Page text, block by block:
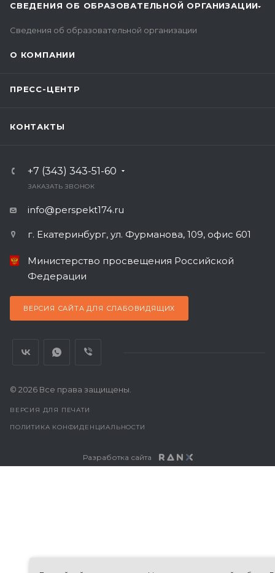
СВЕДЕНИЯ ОБ ОБРАЗОВАТЕЛЬНОЙ ОРГАНИЗАЦИИ
Сведения об образовательной организации
О КОМПАНИИ
ПРЕСС-ЦЕНТР
КОНТАКТЫ
+7 (343) 343-51-60
ЗАКАЗАТЬ ЗВОНОК
info@perspekt174.ru
г. Екатеринбург, ул. Фурманова, 109, офис 601
Министерство просвещения Российской
Федерации
ВЕРСИЯ САЙТА ДЛЯ СЛАБОВИДЯЩИХ
© 2026 Все права защищены.
ВЕРСИЯ ДЛЯ ПЕЧАТИ
ПОЛИТИКА КОНФИДЕНЦИАЛЬНОСТИ
Разработка сайта